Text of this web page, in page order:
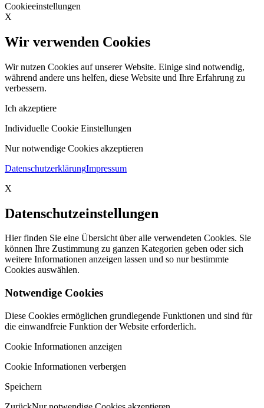
Cookieeinstellungen
X
Wir verwenden Cookies
Wir nutzen Cookies auf unserer Website. Einige sind notwendig,
während andere uns helfen, diese Website und Ihre Erfahrung zu
verbessern.
Ich akzeptiere
Individuelle Cookie Einstellungen
Nur notwendige Cookies akzeptieren
DatenschutzerklärungImpressum
X
Datenschutzeinstellungen
Hier finden Sie eine Übersicht über alle verwendeten Cookies. Sie
können Ihre Zustimmung zu ganzen Kategorien geben oder sich
weitere Informationen anzeigen lassen und so nur bestimmte
Cookies auswählen.
Notwendige Cookies
Diese Cookies ermöglichen grundlegende Funktionen und sind für
die einwandfreie Funktion der Website erforderlich.
Cookie Informationen anzeigen
Cookie Informationen verbergen
Speichern